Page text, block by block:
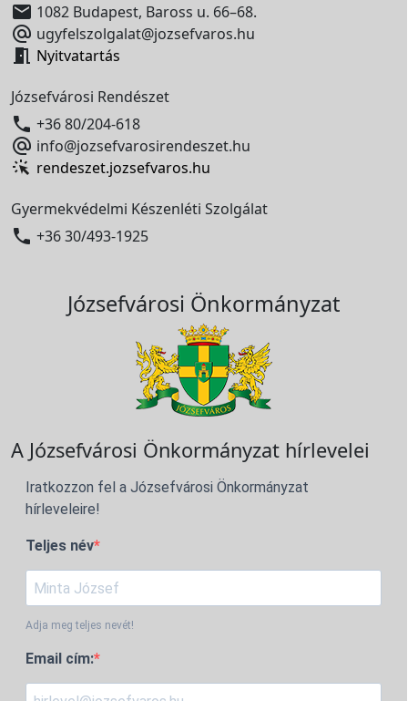
 1082 Budapest, Baross u. 66–68.
 ugyfelszolgalat@jozsefvaros.hu
 Nyitvatartás
Józsefvárosi Rendészet
 +36 80/204-618
 info@jozsefvarosirendeszet.hu
rendeszet.jozsefvaros.hu
Gyermekvédelmi Készenléti Szolgálat
 +36 30/493-1925
Józsefvárosi Önkormányzat
A Józsefvárosi Önkormányzat hírlevelei
Iratkozzon fel a Józsefvárosi Önkormányzat
hírleveleire!
Teljes név
Adja meg teljes nevét!
Email cím: